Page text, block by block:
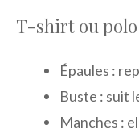
T-shirt ou polo
Épaules :
Buste : suit
Manches :